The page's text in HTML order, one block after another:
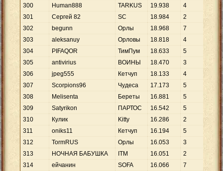
300
Human888 TARKUS 19.938 4
301
Сергей 82 SC 18.984 2
302
begunn Орлы 18.968 7
303
aleksanuy Орловы 18.818 4
304
PIFAQOR ТимПум 18.633 5
305
antivirius ВОИНЫ 18.470 3
306
jpeg555 Кетчуп 18.133 4
307
Scorpions96 Чудеса 17.173 5
308
Melisenta Береты 16.881 5
309
Satyrikon ПАРТОС 16.542 5
310
Кулик Kitty 16.286 2
311
oniks11 Кетчуп 16.194 5
312
TormRUS Орлы 16.053 3
313
НОЧНАЯ БАБУШКА ITM 16.051 2
314
ейчанин SOFA 16.066 7